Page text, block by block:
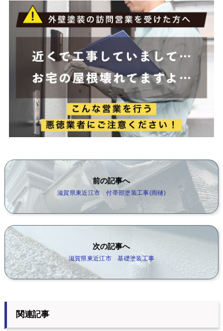
前の記事へ
滋賀県東近江市 付帯部塗装工事(雨樋)
次の記事へ
滋賀県東近江市 基礎塗装工事
関連記事